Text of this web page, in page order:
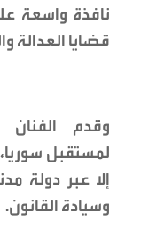
نافذة واسعة
قضايا العدالة
وقدم
لمستقبل سوريا،
إلا عبر دولة
وسيادة القانون.